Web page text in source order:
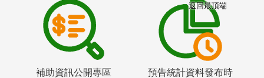
補助資訊公開專區
預告統計資料發布時
返回最頂端